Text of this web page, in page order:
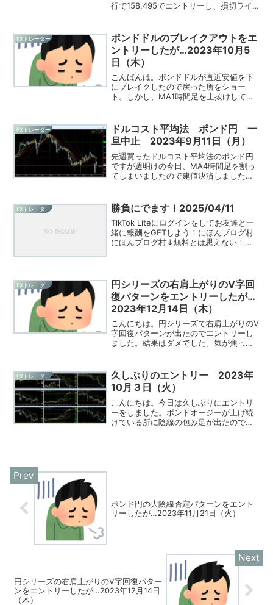
行で158.495でエントリーし、損切ライ
ンの100％の158.995で設定。その後、上
手く伸びてくれて利益を得ることができ
ました。
FXトレーダー
ポンドドルのブレイクアウトをエ
ントリーしたが…2023年10月5
日（木）
こんばんは。ポンドドルが直近安値を下
にブレイクしたので戻った所をショー
ト。しかし、MA1時間足を上抜けしてき
した。
FXトレーダー
ドルコスト平均法 ポンド円 一
旦中止 2023年9月11日（月）
先週買ったドルコスト平均法のポンド円
ですが週明けの今日、MA4時間足を割っ
てしまいましたので建値決済しました。
ールが決まってないのと大暴落した時の
事も考えてルール作りをしなければいけ
ないと思い一旦中止します。
FXトレーダー 勝負にでます！2025/04/11
TikTok Liteにログインをしてお友達と一
緒に報酬をGETしよう！にほんブログ村
にほんブログ村↓無料とは思えない！
↓↓FX口...
FXトレーダー
円シリーズの右肩上がりのV字回
復パターンをエントリーしたが…
2023年12月14日（木）
こんにちは。円シリーズで右肩上がりのV
字回復パターンが出たのでエントリーし
ました。結果はダメでした。気が焦って
が、損切りがしっかり出来たのが良かっ
たです。
FXトレーダー
久しぶりのエントリー 2023年
10月３日（火）
こんにちは。今日は久しぶりにエントリ
ーをしました。ポンドオージーが上げ続
けている所に陰線の包み足が出たのでシ
ポンド円の大陰線否定パターンをエント
リーしたが…2023年11月21日（火）
円シリーズの右肩上がりのV字回復パター
ンをエントリーしたが…2023年12月14日
（木）